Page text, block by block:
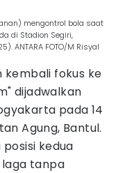
mengontrol bola saat
di Stadion Segiri,
ANTARA FOTO/M Risyal
kembali fokus ke
dijadwalkan
pada 14
Agung, Bantul.
kedua
laga tanpa